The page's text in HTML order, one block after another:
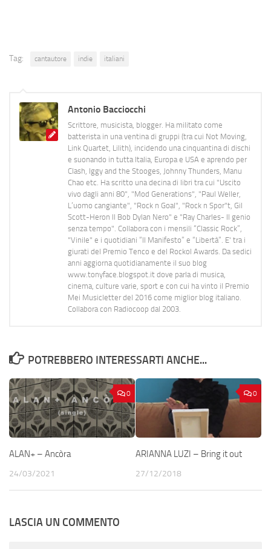
Tag: cantautore indie italiani
Antonio Bacciocchi
Scrittore, musicista, blogger. Ha militato come
batterista in una ventina di gruppi (tra cui Not Moving,
Link Quartet, Lilith), incidendo una cinquantina di dischi
e suonando in tutta Italia, Europa e USA e aprendo per
Clash, Iggy and the Stooges, Johnny Thunders, Manu
Chao etc. Ha scritto una decina di libri tra cui "Uscito
vivo dagli anni 80", "Mod Generations", "Paul Weller,
L’uomo cangiante", "Rock n Goal", "Rock n Spor"t, Gil
Scott-Heron Il Bob Dylan Nero" e "Ray Charles- Il genio
senza tempo". Collabora con i mensili “Classic Rock”,
"Vinile" e i quotidiani “Il Manifesto” e “Libertà”. E' tra i
giurati del Premio Tenco e del Rockol Awards. Da sedici
anni aggiorna quotidianamente il suo blog
www.tonyface.blogspot.it dove parla di musica,
cinema, culture varie, sport e con cui ha vinto il Premio
Mei Musicletter del 2016 come miglior blog italiano.
Collabora con Radiocoop dal 2003.
POTREBBERO INTERESSARTI ANCHE...
0
ALAN+ – Ancòra
24/03/2021
0
ARIANNA LUZI – Bring it out
27/12/2018
LASCIA UN COMMENTO